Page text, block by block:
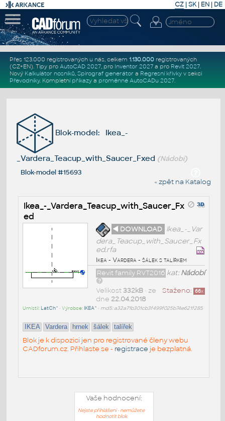
CZ | SK| EN | DE
Přes 123.000 registrovaných u nás, celkem 1.130.000registrovaných
(CZ+EN). Tipy pro AutoCAD 2027, pro Inventor 2027a pro Revit 2027.
Nový Kalkulátor nosníků, Spirograf generátor a Regresní křivkyv sekci
Převodníky. Kompletní příkazya proměnné AutoCADu 2027.
Blok-model: Ikea_-
_Vardera_Teacup_with_Saucer_Fxed (Nádobí)
Blok-model #15693
« zpět na Katalog
Ikea_-_Vardera_Teacup_with_Saucer_Fx
ed
◄ DOWNLOAD Ikea_-_Var
dera_Teacup_with_Saucer_Fx
ed.rfa
Ikea - Vardera - šálek s talířkem
kat:Nádobí
Revit family RVT2016
Staženo: 66x
Velikost332kB• ze
dne 22.04.2018
Umístil: LatCh^ • Výrobce: IKEA^ • md5: a32a71b301cb3f499f025b74e621f285
IKEA Vardera hrnek šálek talířek
Blok je k dispozici jen pro registrované členy webu
CADforum.cz. Přihlaste se - registrace je bezplatná.
Vaše hodnocení:
Nejste přihlášeni - nemůžete
hodnotit blok